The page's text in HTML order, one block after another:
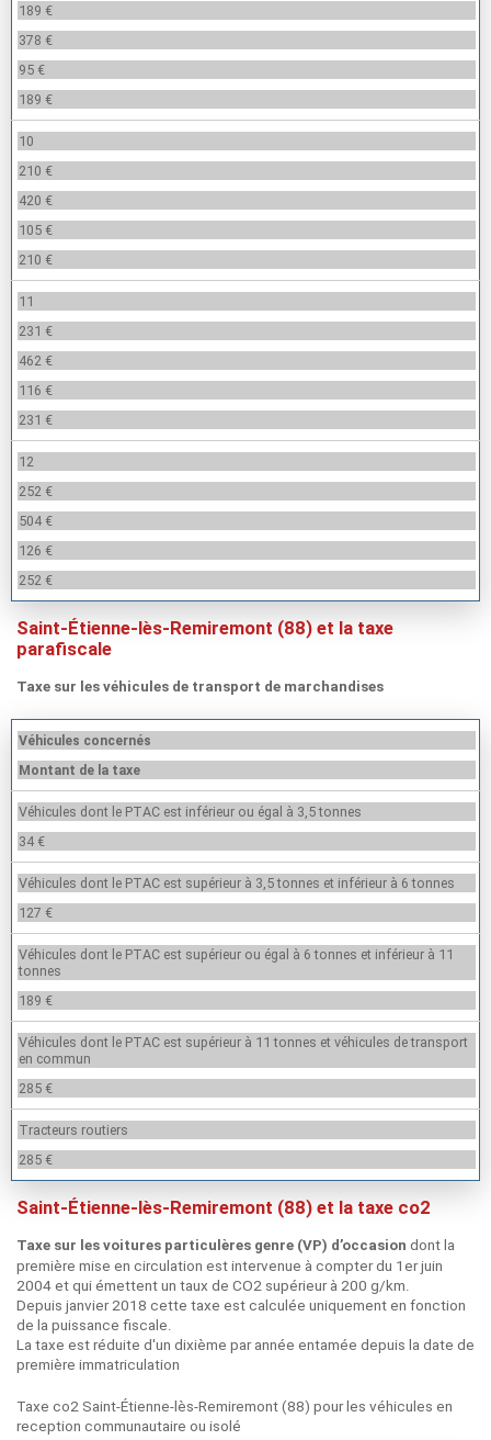
189 €
378 €
95 €
189 €
10
210 €
420 €
105 €
210 €
11
231 €
462 €
116 €
231 €
12
252 €
504 €
126 €
252 €
Saint-Étienne-lès-Remiremont (88) et la taxe
parafiscale
Taxe sur les véhicules de transport de marchandises
Véhicules concernés
Montant de la taxe
Véhicules dont le PTAC est inférieur ou égal à 3,5 tonnes
34 €
Véhicules dont le PTAC est supérieur à 3,5 tonnes et inférieur à 6 tonnes
127 €
Véhicules dont le PTAC est supérieur ou égal à 6 tonnes et inférieur à 11
tonnes
189 €
Véhicules dont le PTAC est supérieur à 11 tonnes et véhicules de transport
en commun
285 €
Tracteurs routiers
285 €
Saint-Étienne-lès-Remiremont (88) et la taxe co2
Taxe sur les voitures particulères genre (VP) d’occasion dont la
première mise en circulation est intervenue à compter du 1er juin
2004 et qui émettent un taux de CO2 supérieur à 200 g/km.
Depuis janvier 2018 cette taxe est calculée uniquement en fonction
de la puissance fiscale.
La taxe est réduite d'un dixième par année entamée depuis la date de
première immatriculation
Taxe co2 Saint-Étienne-lès-Remiremont (88) pour les véhicules en
reception communautaire ou isolé